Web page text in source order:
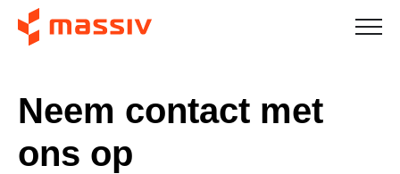
Neem contact met
ons op